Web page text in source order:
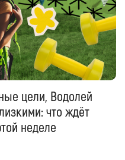
цели, Водолей
что ждёт
неделе